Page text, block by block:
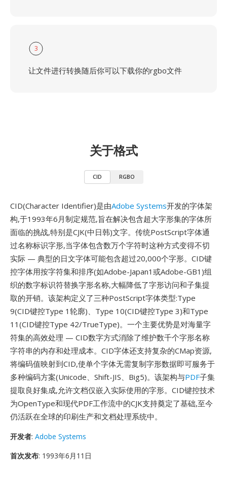
3
让文件进行转换随后你可以下载你的rgbo文件
关于格式
CID RGBO
CID(Character Identifier)是由Adobe Systems开发的字体架
构,于1993年6月制定规范,旨在解决包含超大字形集的字体所
面临的挑战,特别是CJK(中日韩)文字。传统PostScript字体通
过名称标识字形,当字体包含数万个字符时这种方式变得不切
实际 — 典型的日文字体可能包含超过20,000个字形。CID键
控字体用按字符集和排序(如Adobe-Japan1或Adobe-GB1)组
织的数字标识符替换字形名称,大幅降低了字形访问和子集提
取的开销。该架构定义了三种PostScript字体类型:Type
9(CID键控Type 1轮廓)、Type 10(CID键控Type 3)和Type
11(CID键控Type 42/TrueType)。一个主要优势是对海量字
符集的高效处理 — CID数字方式消除了维护数千个字形名称
字符串的内存和处理成本。CID字体还支持复杂的CMap资源,
将编码值映射到CID,使单个字体无需复制字形数据即可服务于
多种编码方案(Unicode、Shift-JIS、Big5)。该架构与PDF子集
提取良好集成,允许文档仅嵌入实际使用的字形。CID键控技术
为OpenType和现代PDF工作流中的CJK支持奠定了基础,至今
仍活跃在全球的印刷生产和文档处理系统中。
开发者: Adobe Systems
首次发布: 1993年6月11日